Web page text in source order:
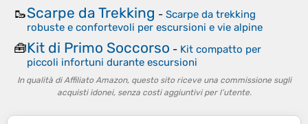
🥾Scarpe da Trekking - Scarpe da trekking
robuste e confortevoli per escursioni e vie alpine
🧰Kit di Primo Soccorso - Kit compatto per
piccoli infortuni durante escursioni
In qualità di Affiliato Amazon, questo sito riceve una commissione sugli
acquisti idonei, senza costi aggiuntivi per l’utente.